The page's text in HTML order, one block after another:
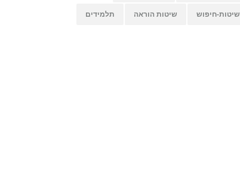
שיטות-חיפוש שיטות הוראה תלמידים